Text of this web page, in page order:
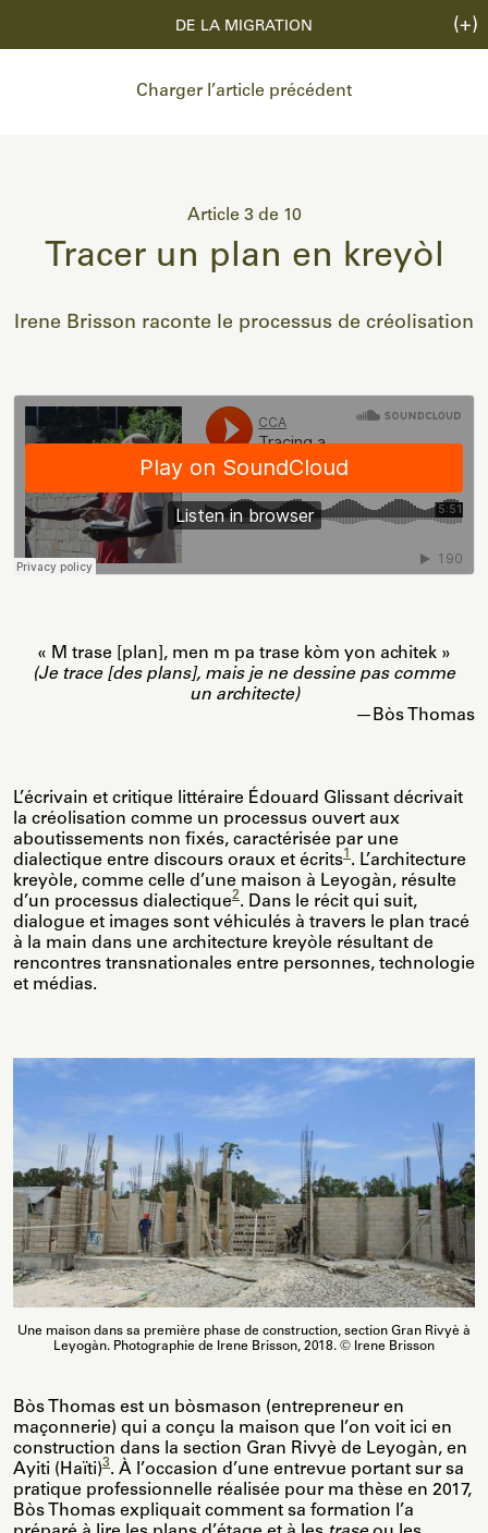
DE LA MIGRATION (+)
Charger l’article précédent
Article 3 de 10
Tracer un plan en kreyòl
Irene Brisson raconte le processus de créolisation
« M trase [plan], men m pa trase kòm yon achitek »
(Je trace [des plans], mais je ne dessine pas comme
un architecte)
—Bòs Thomas
L’écrivain et critique littéraire Édouard Glissant décrivait
la créolisation comme un processus ouvert aux
aboutissements non fixés, caractérisée par une
dialectique entre discours oraux et écrits1 . L’architecture
kreyòle, comme celle d’une maison à Leyogàn, résulte
d’un processus dialectique2. Dans le récit qui suit,
dialogue et images sont véhiculés à travers le plan tracé
à la main dans une architecture kreyòle résultant de
rencontres transnationales entre personnes, technologie
et médias.
Une maison dans sa première phase de construction, section Gran Rivyè à
Leyogàn. Photographie de Irene Brisson, 2018. © Irene Brisson
Bòs Thomas est un bòsmason (entrepreneur en
maçonnerie) qui a conçu la maison que l’on voit ici en
construction dans la section Gran Rivyè de Leyogàn, en
Ayiti (Haïti)3. À l’occasion d’une entrevue portant sur sa
pratique professionnelle réalisée pour ma thèse en 2017,
Bòs Thomas expliquait comment sa formation l’a